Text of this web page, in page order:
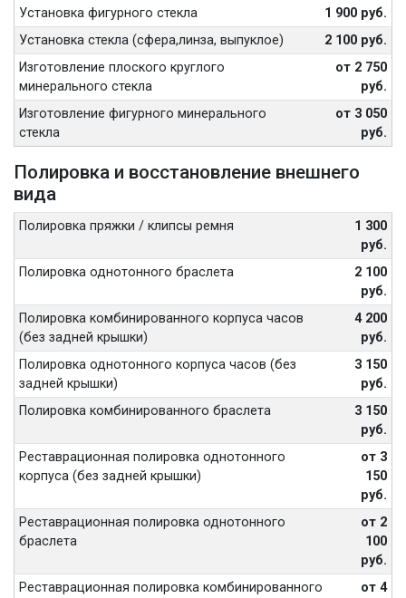
Установка фигурного стекла
1 900 руб.
Установка стекла (сфера,линза, выпуклое)
2 100 руб.
Изготовление плоского круглого
минерального стекла
от 2 750
руб.
Изготовление фигурного минерального
стекла
от 3 050
руб.
Полировка и восстановление внешнего
вида
Полировка пряжки / клипсы ремня
1 300
руб.
Полировка однотонного браслета
2 100
руб.
Полировка комбинированного корпуса часов
(без задней крышки)
4 200
руб.
Полировка однотонного корпуса часов (без
задней крышки)
3 150
руб.
Полировка комбинированного браслета
3 150
руб.
Реставрационная полировка однотонного
корпуса (без задней крышки)
от 3
150
руб.
Реставрационная полировка однотонного
браслета
от 2
100
руб.
Реставрационная полировка комбинированного
от 4